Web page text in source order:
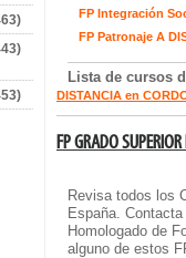
FP Integración
FP Patronaje A
Lista de cursos
DISTANCIA en
FP GRADO
Revisa todos los
España.
Homologado de
alguno de estos